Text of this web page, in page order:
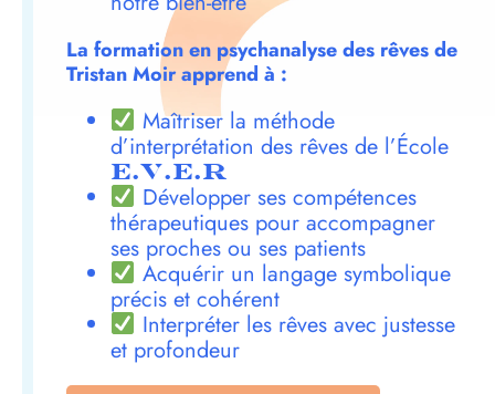
La formation en psychanalyse des rêves de
Tristan Moir apprend à :
Maîtriser la méthode
d’interprétation des rêves de l’École
E.V.E.R
Développer ses compétences
thérapeutiques pour accompagner
ses proches ou ses patients
Acquérir un langage symbolique
précis et cohérent
Interpréter les rêves avec justesse
et profondeur